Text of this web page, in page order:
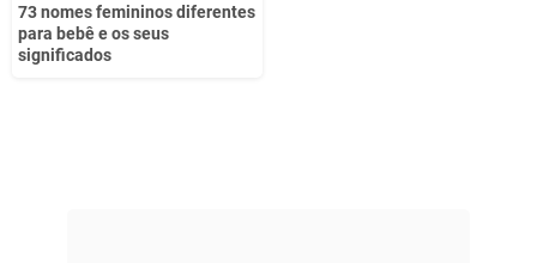
73 nomes femininos diferentes
para bebê e os seus
significados